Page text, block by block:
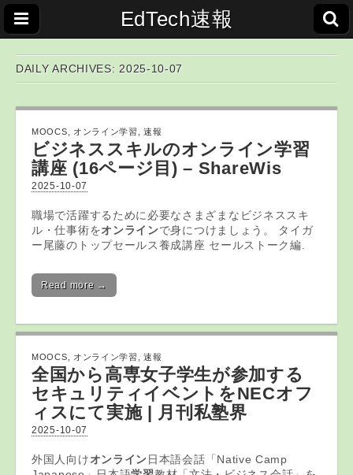
EdTech速報
DAILY ARCHIVES: 2025-10-07
MOOCS オンライン学習 ,速報
ビジネススキルのオンライン学習
講座 (16ページ目) – ShareWis
2025-10-07
職場で活躍するために必要なさまざまなビジネススキ
ル・仕事術をオンラインで身につけましょう。 タイガ
ー尾藤のトップセールス養成講座 セールストーク編.
Read more →
MOOCS オンライン学習 ,速報
全国から高専女子学生が参加する
セキュリティイベントをNECオフ
ィスにて実施 | 月刊私塾界
2025-10-07
外国人向けオンライン日本語会話「Native Camp